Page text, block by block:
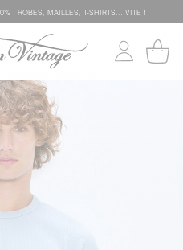
: ROBES, MAILLES, T-SHIRTS... VITE !